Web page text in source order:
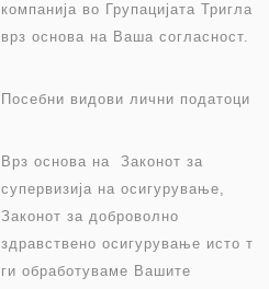
компанија во Групацијата Триглав
врз основа на Ваша согласност.
Посебни видови лични податоци
Врз основа на Законот за
супервизија на осигурување,
Законот за доброволно
здравствено осигурување исто
ги обработуваме Вашите